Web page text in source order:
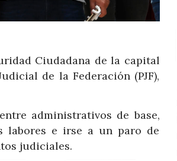
Ciudadana de la capital
de la Federación (PJF),
administrativos de base,
labores e irse a un paro de
judiciales.